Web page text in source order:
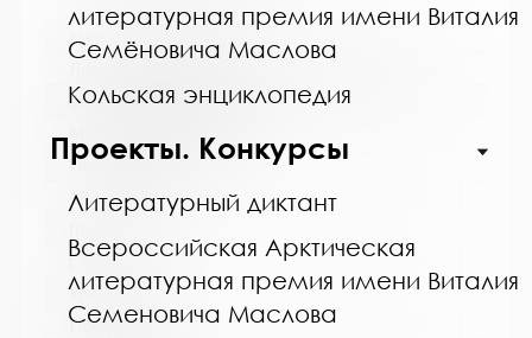
литературная премия имени Виталия
Семёновича Маслова
Кольская энциклопедия
Проекты. Конкурсы
Литературный диктант
Всероссийская Арктическая
литературная премия имени Виталия
Семеновича Маслова
Название библиотеки:
Сокращенное название:
МБУ "Ловозерская МБ"
Почтовый индекс:
184580
г. п. Ревда
Улица, дом:
Победы, 25